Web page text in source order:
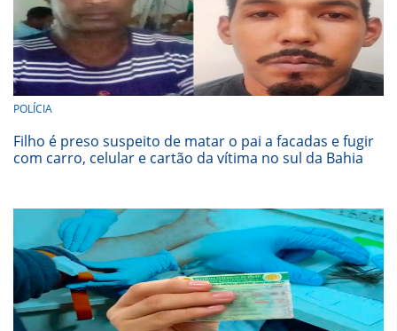
POLÍCIA
Filho é preso suspeito de matar o pai a facadas e fugir
com carro, celular e cartão da vítima no sul da Bahia